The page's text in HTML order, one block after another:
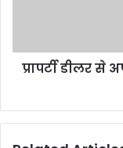
प्रापर्टी डीलर